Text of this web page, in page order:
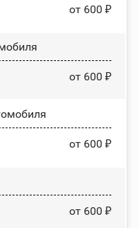
от 600 ₽
от 600 ₽
от 600 ₽
от 600 ₽